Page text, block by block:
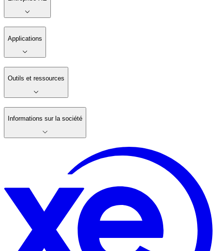
Applications
Outils et ressources
Informations sur la société